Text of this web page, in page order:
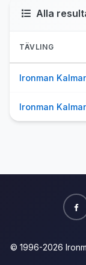
Alla
TÄVLING
Ironman
Ironman
© 1996-2026